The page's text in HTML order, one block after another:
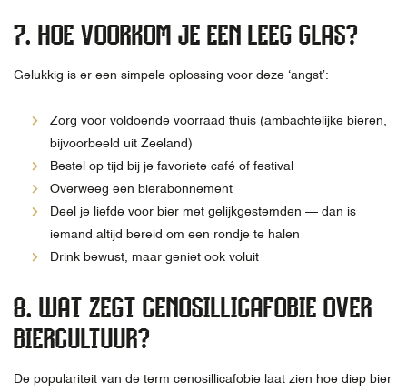
7. HOE VOORKOM JE EEN LEEG GLAS?
Gelukkig is er een simpele oplossing voor deze ‘angst’:
Zorg voor voldoende voorraad thuis (ambachtelijke bieren,
bijvoorbeeld uit Zeeland)
Bestel op tijd bij je favoriete café of festival
Overweeg een bierabonnement
Deel je liefde voor bier met gelijkgestemden — dan is
iemand altijd bereid om een rondje te halen
Drink bewust, maar geniet ook voluit
8. WAT ZEGT CENOSILLICAFOBIE OVER
BIERCULTUUR?
De populariteit van de term cenosillicafobie laat zien hoe diep bier